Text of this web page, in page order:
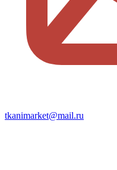
tkanimarket@mail.ru